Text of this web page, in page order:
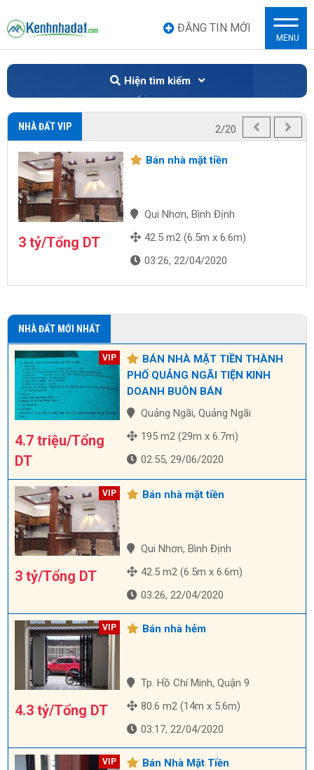
ĐĂNG TIN MỚI
MENU
Hiện tìm kiếm
NHÀ ĐẤT VIP
3 tỷ/Tổng DT
Bán nhà mặt tiền
Qui Nhơn, Bình Định
42.5 m2 (6.5m x 6.6m)
03:26, 22/04/2020
2/20
NHÀ ĐẤT MỚI NHẤT
4.7 triệu/Tổng
DT
BÁN NHÀ MẶT TIỀN THÀNH
PHỐ QUẢNG NGÃI TIỆN KINH
DOANH BUÔN BÁN
Quảng Ngãi, Quảng Ngãi
195 m2 (29m x 6.7m)
02:55, 29/06/2020
3 tỷ/Tổng DT
Bán nhà mặt tiền
Qui Nhơn, Bình Định
42.5 m2 (6.5m x 6.6m)
03:26, 22/04/2020
4.3 tỷ/Tổng DT
Bán nhà hẻm
Tp. Hồ Chí Minh, Quận 9
80.6 m2 (14m x 5.6m)
03:17, 22/04/2020
Bán Nhà Mặt Tiền